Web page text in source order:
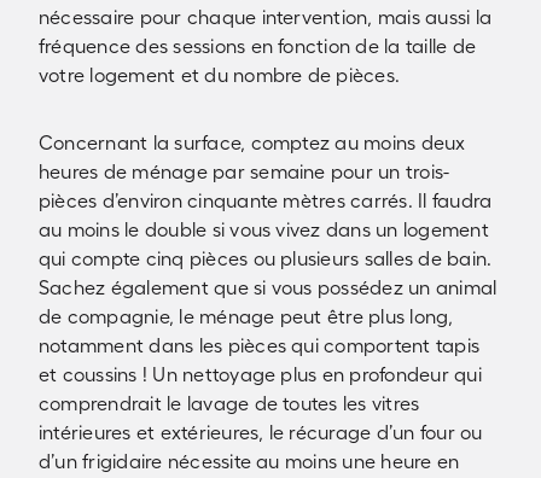
nécessaire pour chaque intervention, mais aussi la
fréquence des sessions en fonction de la taille de
votre logement et du nombre de pièces.
Concernant la surface, comptez au moins deux
heures de ménage par semaine pour un trois-
pièces d’environ cinquante mètres carrés. Il faudra
au moins le double si vous vivez dans un logement
qui compte cinq pièces ou plusieurs salles de bain.
Sachez également que si vous possédez un animal
de compagnie, le ménage peut être plus long,
notamment dans les pièces qui comportent tapis
et coussins ! Un nettoyage plus en profondeur qui
comprendrait le lavage de toutes les vitres
intérieures et extérieures, le récurage d’un four ou
d’un frigidaire nécessite au moins une heure en